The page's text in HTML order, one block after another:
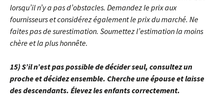
lorsqu’il n’y a pas d’obstacles. Demandez le prix aux
fournisseurs et considérez également le prix du marché. Ne
faites pas de surestimation. Soumettez l’estimation la moins
chère et la plus honnête.
15) S’il n’est pas possible de décider seul, consultez un
proche et décidez ensemble. Cherche une épouse et laisse
des descendants. Élevez les enfants correctement.